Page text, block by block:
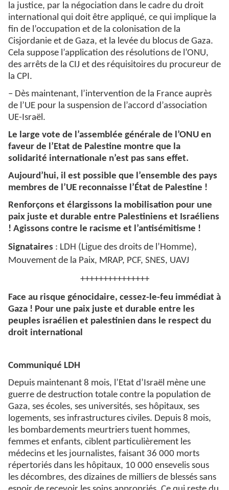
la justice, par la négociation dans le cadre du droit
international qui doit être appliqué, ce qui implique la
fin de l’occupation et de la colonisation de la
Cisjordanie et de Gaza, et la levée du blocus de Gaza.
Cela suppose l’application des résolutions de l’ONU,
des arrêts de la CIJ et des réquisitoires du procureur de
la CPI.
– Dès maintenant, l’intervention de la France auprès
de l’UE pour la suspension de l’accord d’association
UE-Israël.
Le large vote de l’assemblée générale de l’ONU en
faveur de l’Etat de Palestine montre que la
solidarité internationale n’est pas sans effet.
Aujourd’hui, il est possible que l’ensemble des pays
membres de l’UE reconnaisse l’État de Palestine !
Renforçons et élargissons la mobilisation pour une
paix juste et durable entre Palestiniens et Israéliens
! Agissons contre le racisme et l’antisémitisme !
Signataires : LDH (Ligue des droits de l’Homme),
Mouvement de la Paix, MRAP, PCF, SNES, UAVJ
+++++++++++++++
Face au risque génocidaire, cessez-le-feu immédiat à
Gaza ! Pour une paix juste et durable entre les
peuples israélien et palestinien dans le respect du
droit international
Communiqué LDH
Depuis maintenant 8 mois, l’Etat d’Israël mène une
guerre de destruction totale contre la population de
Gaza, ses écoles, ses universités, ses hôpitaux, ses
logements, ses infrastructures civiles. Depuis 8 mois,
les bombardements meurtriers tuent hommes,
femmes et enfants, ciblent particulièrement les
médecins et les journalistes, faisant 36 000 morts
répertoriés dans les hôpitaux, 10 000 ensevelis sous
les décombres, des dizaines de milliers de blessés sans